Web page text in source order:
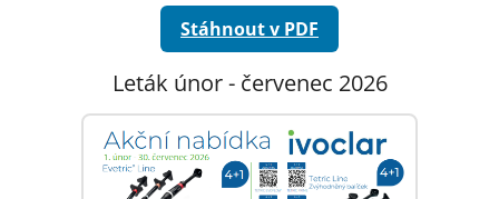
Stáhnout v PDF
Leták únor - červenec 2026